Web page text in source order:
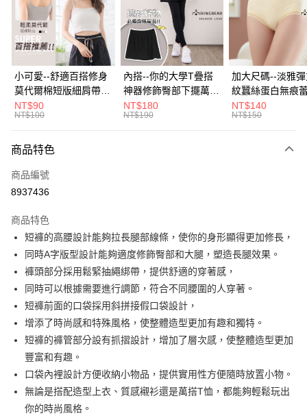
Apple Pay
街口支付
悠遊付
Google Pay
全盈+PAY
大哥付你分期
【大哥付你分期使用說明】
1.本服務由台灣大哥大提供，台灣大哥大用戶可立即使用無須另外申請。
流程，驗證手機門號後，選擇欲分期的期數、繳款截止日，確認付款後即完
成交易。
3.實際核准額度、可分期數及費用金額請依後續交易確認頁面所載為準。
4.訂單成立30分鐘內，如未前往確認交易或遇審核未通過，訂單將自動取
法說明評估內容。
【繳款方式說明】
1.分期款項不併入電信帳單，「大哥付你分期」於每月結算日後寄送繳費提
醒簡訊。
2.透過簡訊連結打開帳單後，可選擇「超商條碼／台灣大直營門市／銀行轉
帳／街口支付／iPASS MONEY」等通路繳費。
【注意事項】
1.本服務係由「台灣大哥大股份有限公司」（以下簡稱本公司）所提供，讓
用戶於交易時，得透過本服務購買商品或服務，並由商店將買賣／分期付款
2.基於同意付款使用「大哥付你分期」之契約關係目的，商店將以您的個人
AFTEE先享後付
【關於「AFTEE先享後付」】
AFTEE先享後付是「在收到商品之後才付款」的支付方式。 讓您購物簡單
便利好安心！
１．簡單：不需註冊會員、不需綁卡、不需儲值。
２．便利：只要手機號碼，簡訊認證，即可結帳。
３．安心：先確認商品／服務後，再付款。
【「AFTEE先享後付」結帳流程】
１．於結帳方式選擇「AFTEE先享後付」後，將跳轉至「AFTEE先享後付」
２．訂單成立數日內，您將收到繳費通知簡訊。
３．收到繳費通知簡訊後14天內，點擊此簡訊中的連結，可透過四大超商／
ATM／網路銀行／等多元方式進行付款，方視為交易完成。
※ 請注意：結帳手續完成當下不需立刻繳費，但若您需要取消訂單，請聯絡
購買商品的店家。未經商家同意取消之訂單仍視為有效，需透過AFTEE先享
後付繳納相關費用。
ATM付款
全家取貨付款
每筆NT$70，滿NT$699(含以上)免運費
付款後全家取貨
7-11取貨付款
每筆NT$70，滿NT$799(含以上)免運費
小可愛--舒適百搭修身
莫代爾棉短版細肩帶素
色背心(白.黑.灰L-2L)-
U582眼圈熊中大尺碼
NT$90
NT$100
內搭--你的大學T疊搭
神器修飾臀部下擺萬用
內搭裙/遮臀裙(黑2L-
6L)-Q155眼圈熊中大
NT$180
NT$190
加大尺碼--淡雅
紋蠶絲蛋白無痕
角內褲(白.粉.藍.
3L)-L28眼圈熊中
NT$140
NT$150
商品特色
商品編號
8937436
商品特色
短褲的高腰設計能夠拉長腿部線條，使你的身形顯得更加修長，
同時A字版型設計能夠適度修飾臀部和大腿，塑造長腿效果。
褲頭部分採用鬆緊抽繩綁帶，提供舒適的穿著感，
同時可以根據需要進行調節，符合不同腰圍的人穿著。
短褲前面的口袋採用斜拼接假口袋設計，
增添了時尚感和特殊風格，使整體造型更加有趣和獨特。
短褲的褲管部分設有抓摺設計，增加了層次感，使整體造型更加
豐富和有趣。
口袋內裡設計方便收納小物品，提供實用性方便隨時放置小物。
無論是搭配造型上衣、質感襯衫還是萬搭T恤，都能夠輕鬆玩出
你的時尚風格。